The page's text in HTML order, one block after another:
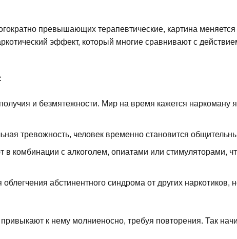
превышающих терапевтические, картина
эффект, который многие сравнивают с
и безмятежности. Мир на время кажется
тревожность, человек временно становится
комбинации с алкоголем, опиатами или стимуляторами,
абстинентного синдрома от других наркотиков,
к нему молниеносно, требуя повторения. Так